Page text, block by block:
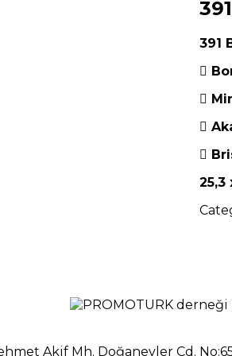
391
25,3
Akif Mh. Doğanevler Cd.